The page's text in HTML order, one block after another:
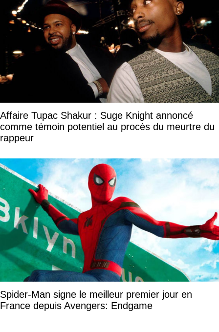
Affaire Tupac Shakur : Suge Knight annoncé
comme témoin potentiel au procès du meurtre du
rappeur
Spider-Man signe le meilleur premier jour en
France depuis Avengers: Endgame